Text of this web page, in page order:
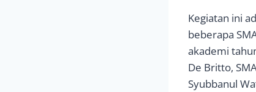
Kegiatan ini
beberapa
akademi
De Britto,
Syubbanul